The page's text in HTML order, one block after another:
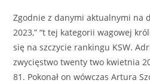
Zgodnie z danymi aktualnymi na
2023,” “t tej kategorii wagowej
się na szczycie rankingu KSW.
zwycięstwo twenty two kwietnia
81. Pokonał on wówczas Artura